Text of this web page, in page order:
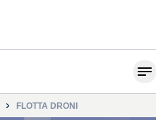
FLOTTA DRONI